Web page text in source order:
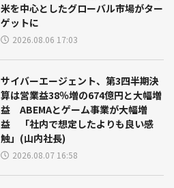
米を中心としたグローバル市場がター
ゲットに
2026.08.06 17:03
サイバーエージェント、第3四半期決
算は営業益38％増の674億円と大幅増
益 ABEMAとゲーム事業が大幅増
益 「社内で想定したよりも良い感
触」(山内社長)
2026.08.07 16:58